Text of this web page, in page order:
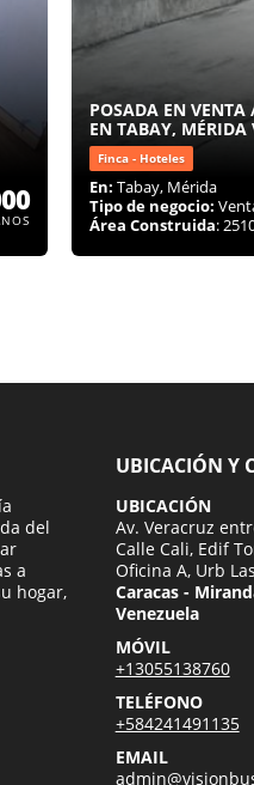
POSADA EN VENTA
EN TABAY, MÉRIDA
Finca - Hoteles
En: Tabay, Mérida
Tipo de negocio:
Área Construida:
del
a
hogar,
UBICACIÓN Y
UBICACIÓN
Av. Veracruz
Calle Cali, Edif
Oficina A, Urb
Caracas -
Venezuela
MÓVIL
+13055138760
TELÉFONO
+584241491135
EMAIL